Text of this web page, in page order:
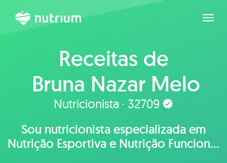
Receitas de
Bruna Nazar Melo
Jardini
Nutricionista · 32709
Sou nutricionista especializada em
Nutrição Esportiva e Nutrição Funcional